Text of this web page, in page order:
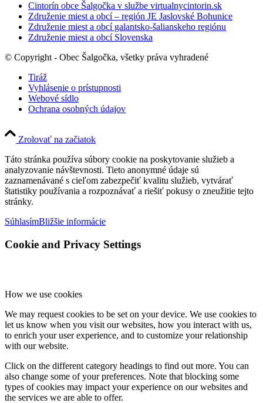
Cintorín obce Šalgočka v službe virtualnycintorin.sk
Združenie miest a obcí – región JE Jaslovské Bohunice
Združenie miest a obcí galantsko-šalianskeho regiónu
Združenie miest a obcí Slovenska
© Copyright - Obec Šalgočka, všetky práva vyhradené
Tiráž
Vyhlásenie o prístupnosti
Webové sídlo
Ochrana osobných údajov
Zrolovať na začiatok
Táto stránka používa súbory cookie na poskytovanie služieb a
analyzovanie návštevnosti. Tieto anonymné údaje sú
zaznamenávané s cieľom zabezpečiť kvalitu služieb, vytvárať
štatistiky používania a rozpoznávať a riešiť pokusy o zneužitie tejto
stránky.
SúhlasímBližšie informácie
Cookie and Privacy Settings
How we use cookies
We may request cookies to be set on your device. We use cookies to
let us know when you visit our websites, how you interact with us,
to enrich your user experience, and to customize your relationship
with our website.
Click on the different category headings to find out more. You can
also change some of your preferences. Note that blocking some
types of cookies may impact your experience on our websites and
the services we are able to offer.